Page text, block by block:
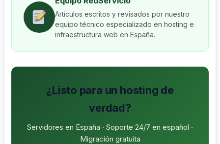
Artículos escritos y revisados por nuestro
equipo técnico especializado en hosting e
infraestructura web en España.
¿Listo para un hosting de
verdad?
Servidores en España · Soporte 24/7 en español ·
Migración gratuita